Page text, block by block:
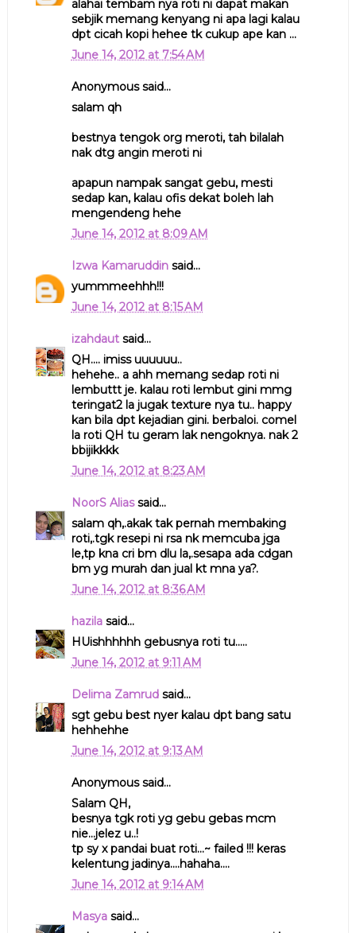
alahai tembam nya roti ni dapat makan
sebjik memang kenyang ni apa lagi kalau
dpt cicah kopi hehee tk cukup ape kan ...
June 14, 2012 at 7:54 AM
Anonymous said...
salam qh
bestnya tengok org meroti, tah bilalah
nak dtg angin meroti ni
apapun nampak sangat gebu, mesti
sedap kan, kalau ofis dekat boleh lah
mengendeng hehe
June 14, 2012 at 8:09 AM
Izwa Kamaruddinsaid...
yummmeehhh!!!
June 14, 2012 at 8:15 AM
izahdautsaid...
QH.... imiss uuuuuu..
hehehe.. a ahh memang sedap roti ni
lembuttt je. kalau roti lembut gini mmg
teringat2 la jugak texture nya tu.. happy
kan bila dpt kejadian gini. berbaloi. comel
la roti QH tu geram lak nengoknya. nak 2
bbijikkkk
June 14, 2012 at 8:23 AM
NoorS Aliassaid...
salam qh,.akak tak pernah membaking
roti,.tgk resepi ni rsa nk memcuba jga
le,tp kna cri bm dlu la,.sesapa ada cdgan
bm yg murah dan jual kt mna ya?.
June 14, 2012 at 8:36 AM
hazilasaid...
HUishhhhhh gebusnya roti tu.....
June 14, 2012 at 9:11 AM
Delima Zamrudsaid...
sgt gebu best nyer kalau dpt bang satu
hehhehhe
June 14, 2012 at 9:13 AM
Anonymous said...
Salam QH,
besnya tgk roti yg gebu gebas mcm
nie...jelez u..!
tp sy x pandai buat roti...~ failed !!! keras
kelentung jadinya....hahaha....
June 14, 2012 at 9:14 AM
Masyasaid...